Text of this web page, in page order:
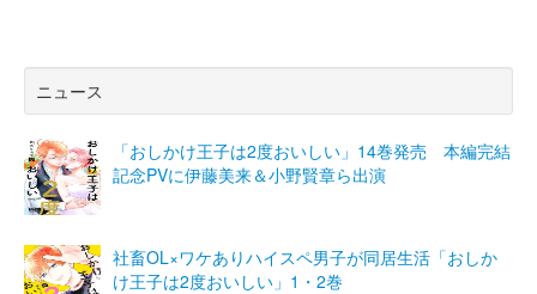
ニュース
「おしかけ王子は2度おいしい」14巻発売 本編完結
記念PVに伊藤美来＆小野賢章ら出演
社畜OL×ワケありハイスペ男子が同居生活「おしか
け王子は2度おいしい」1・2巻